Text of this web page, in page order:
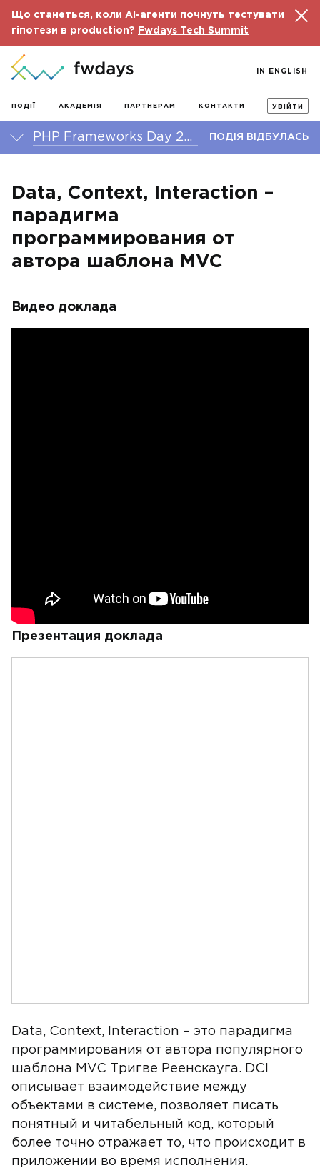
Що станеться, коли AI-агенти почнуть тестувати
гіпотези в production?
Fwdays Tech Summit
ПОДІЇ АКАДЕМІЯ ПАРТНЕРАМ КОНТАКТИ УВІЙТИ
IN ENGLISH
PHP Frameworks Day 2016 ПОДІЯ ВІДБУЛАСЬ
Data, Context, Interaction –
парадигма
программирования от
автора шаблона MVC
Видео доклада
Презентация доклада
Data, Context, Interaction – это парадигма
программирования от автора популярного
шаблона MVC Тригве Реенскауга. DCI
описывает взаимодействие между
объектами в системе, позволяет писать
понятный и читабельный код, который
более точно отражает то, что происходит в
приложении во время исполнения.